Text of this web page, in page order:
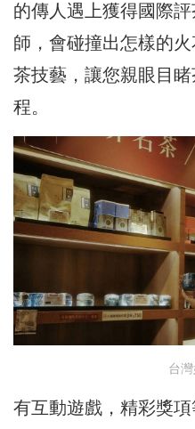
的傳人遇上獲得國際
師，會碰撞出怎樣的
茶技藝，讓您親眼目
程。
台灣
有互動遊戲，精彩獎